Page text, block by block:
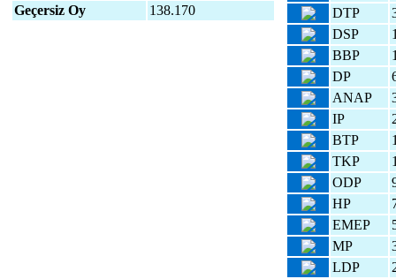
Geçersiz Oy
138.170
DTP
DSP
BBP
DP
ANAP
IP
BTP
TKP
ODP
HP
EMEP
MP
LDP